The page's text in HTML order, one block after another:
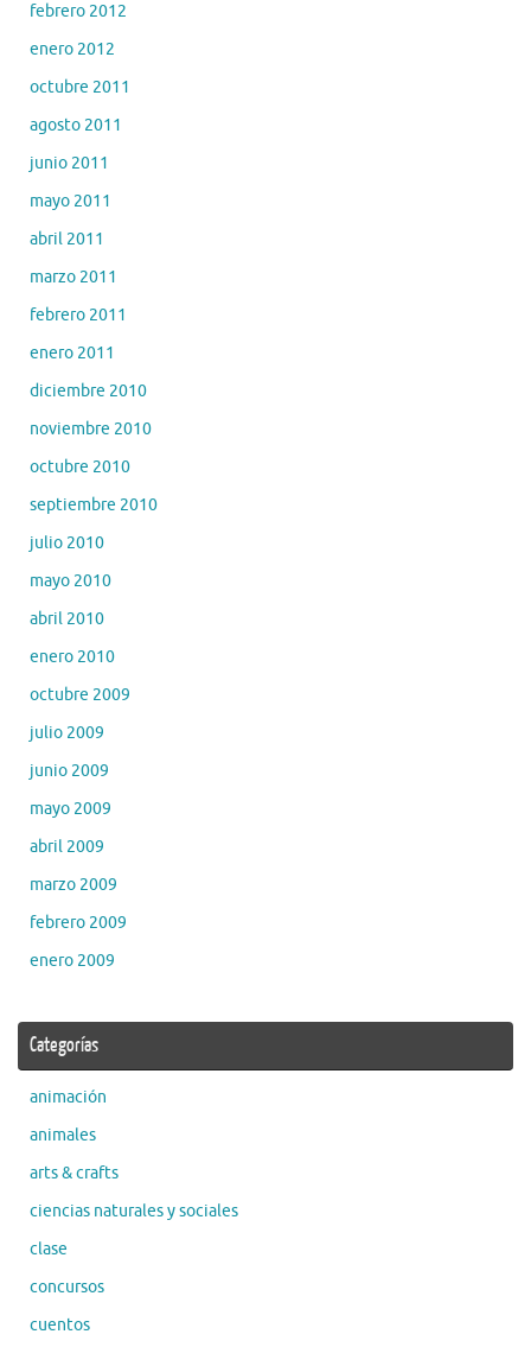
febrero 2012
enero 2012
octubre 2011
agosto 2011
junio 2011
mayo 2011
abril 2011
marzo 2011
febrero 2011
enero 2011
diciembre 2010
noviembre 2010
octubre 2010
septiembre 2010
julio 2010
mayo 2010
abril 2010
enero 2010
octubre 2009
julio 2009
junio 2009
mayo 2009
abril 2009
marzo 2009
febrero 2009
enero 2009
Categorías
animación
animales
arts & crafts
ciencias naturales y sociales
clase
concursos
cuentos